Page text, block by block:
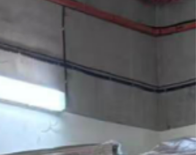
目的地進口許可證辦理延遲，加上當地電力政策的
臨時變動，導致項目進程兩度被迫暫停。 成本上漲
壓力： 因洪水被迫更改路線，加上空運艙位資源緊
張，運輸單價上漲。同時，項目面臨著若取消訂單
則需賠付100%艙位費的巨大財務風險。 嚴格的行
監管： 比特幣礦機屬於高度敏感貨物，客戶方要求
整個運輸流程必須高度透明，包括運輸車輛需配備
GPS進行全程定位，並即時報告貨物狀態。 圖片圖
片複雜的操作要求： 167個托盤的貨物在上機前必
逐一進行稱重，並根據實際重量和尺寸來精確計算
和規劃艙位，操作難度極高。 三、 執行過程與方
迭代面對重重阻礙，瑞爾國際物流的執行方案經歷